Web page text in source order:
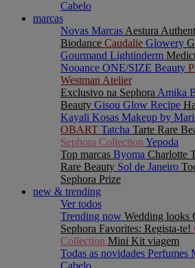
Cabelo
marcas
Novas Marcas Aestura
Biodance Caudalie Glowery
Gourmand Lightinderm
Nooance ONE/SIZE Beauty
Westman Atelier
Exclusivo na Sephora Amika
Beauty Gisou Glow Recipe
Kayali Kosas Makeup by
OBART Tatcha Tarte Rare
Sephora Collection Yepoda
Top marcas Byoma Charlotte
Rare Beauty Sol de Janeiro
Sephora Prize
new & trending
Ver todos
Trending now Wedding looks
Sephora Favorites: Regista-te!
Collection Mini Kit viagem
Todas as novidades Perfumes
Cabelo